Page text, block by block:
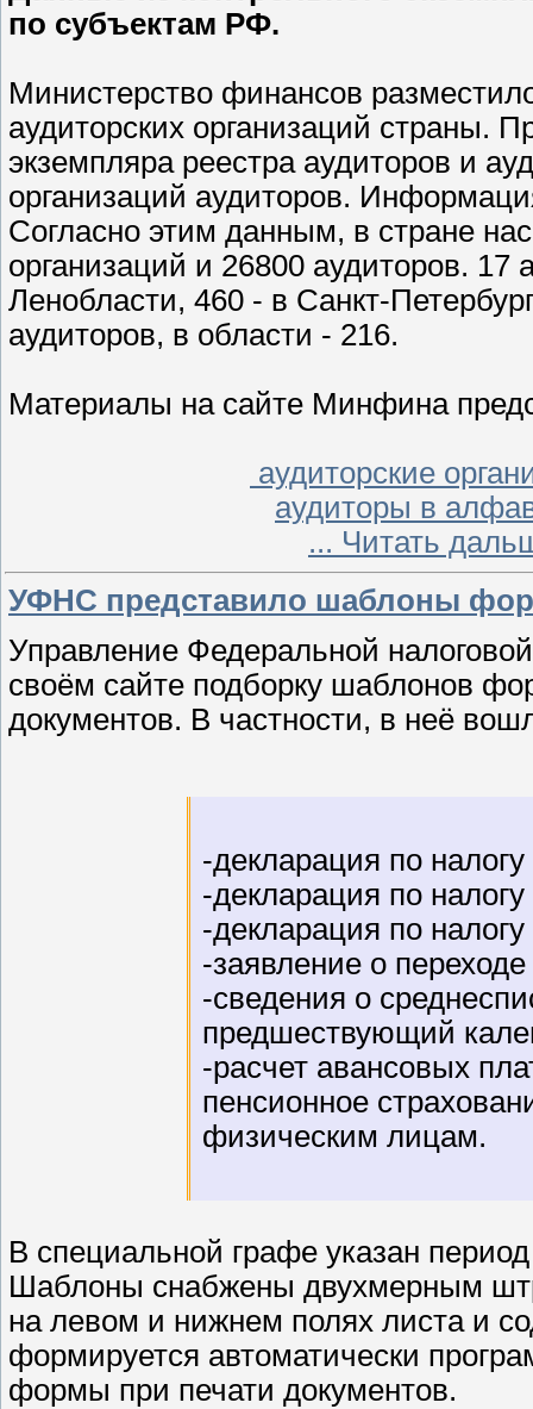
по субъектам РФ.
Министерство финансов
аудиторских организаций страны.
экземпляра реестра аудиторов и
организаций аудиторов.
Согласно этим данным, в стране
организаций и 26800 аудиторов. 17
Ленобласти, 460 - в Санкт-
аудиторов, в области - 216.
Материалы на сайте Минфина
аудиторские
аудиторы в
... Читать
УФНС представило шаблоны
Управление Федеральной
своём сайте подборку шаблонов
документов. В частности, в неё
-декларация по
-декларация по
-декларация по
-заявление о
-сведения о
предшествующий
-расчет авансовых
пенсионное
физическим лицам.
В специальной графе указан
Шаблоны снабжены двухмерным
на левом и нижнем полях листа и
формируется автоматически
формы при печати документов.